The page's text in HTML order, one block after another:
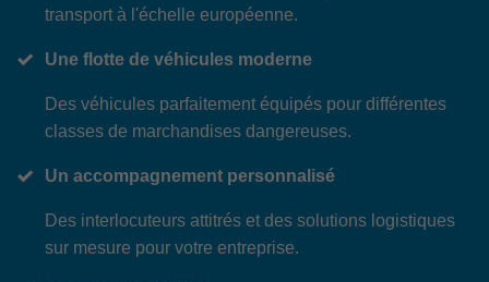
transport à l'échelle européenne.
Une flotte de véhicules moderne
Des véhicules parfaitement équipés pour différentes
classes de marchandises dangereuses.
Un accompagnement personnalisé
Des interlocuteurs attitrés et des solutions logistiques
sur mesure pour votre entreprise.